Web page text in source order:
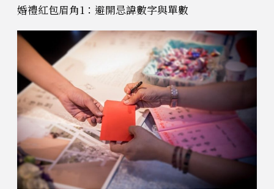
婚禮紅包眉角1：避開忌諱數字與單數